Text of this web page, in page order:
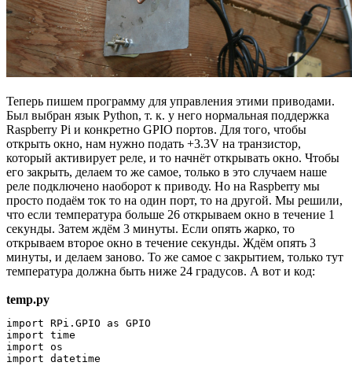
Теперь пишем программу для управления этими приводами.
Был выбран язык Python, т. к. у него нормальная поддержка
Raspberry Pi и конкретно GPIO портов. Для того, чтобы
открыть окно, нам нужно подать +3.3V на транзистор,
который активирует реле, и то начнёт открывать окно. Чтобы
его закрыть, делаем то же самое, только в это случаем наше
реле подключено наоборот к приводу. Но на Raspberry мы
просто подаём ток то на один порт, то на другой. Мы решили,
что если температура больше 26 открываем окно в течение 1
секунды. Затем ждём 3 минуты. Если опять жарко, то
открываем второе окно в течение секунды. Ждём опять 3
минуты, и делаем заново. То же самое с закрытием, только тут
температура должна быть ниже 24 градусов. А вот и код:
temp.py
import RPi.GPIO as GPIO
import time
import os
import datetime